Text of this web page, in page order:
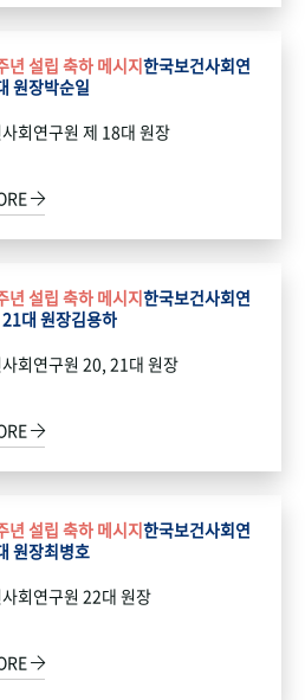
년 설립 축하 메시지한국보건사회연
원장박순일
회연구원 제 18대 원장
년 설립 축하 메시지한국보건사회연
대 원장김용하
회연구원 20, 21대 원장
년 설립 축하 메시지한국보건사회연
원장최병호
회연구원 22대 원장